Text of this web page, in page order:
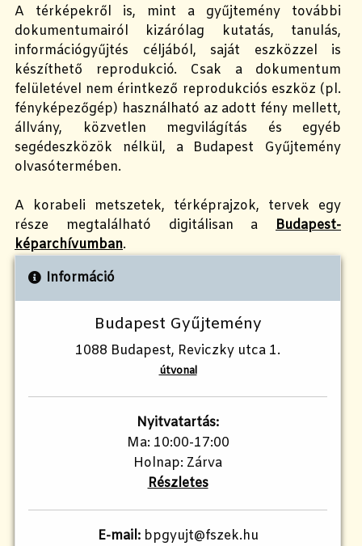
A térképekről is, mint a gyűjtemény további
dokumentumairól kizárólag kutatás, tanulás,
információgyűjtés céljából, saját eszközzel is
készíthető reprodukció. Csak a dokumentum
felületével nem érintkező reprodukciós eszköz (pl.
fényképezőgép) használható az adott fény mellett,
állvány, közvetlen megvilágítás és egyéb
segédeszközök nélkül, a Budapest Gyűjtemény
olvasótermében.
A korabeli metszetek, térképrajzok, tervek egy
része megtalálható digitálisan a Budapest-
képarchívumban.
Információ
Budapest Gyűjtemény
1088 Budapest, Reviczky utca 1.
útvonal
Nyitvatartás:
Ma: 10:00-17:00
Holnap: Zárva
Részletes
E-mail:bpgyujt@fszek.hu